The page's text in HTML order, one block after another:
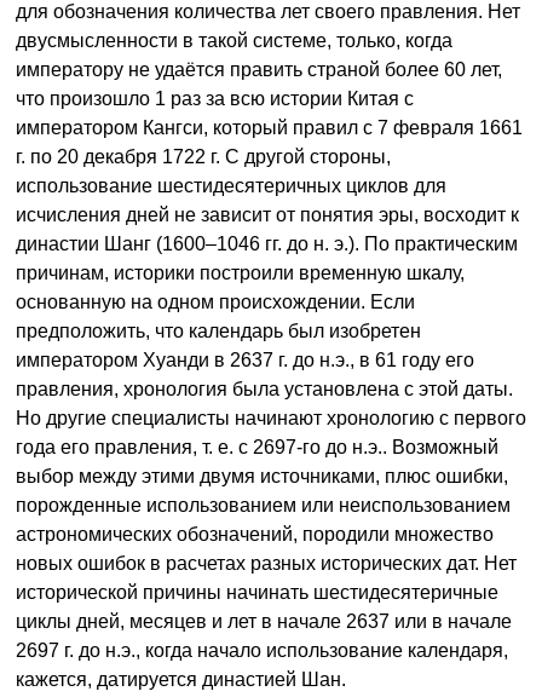
для обозначения количества лет своего правления. Нет
двусмысленности в такой системе, только, когда
императору не удаётся править страной более 60 лет,
что произошло 1 раз за всю истории Китая с
императором Кангси, который правил с 7 февраля 1661
г. по 20 декабря 1722 г. С другой стороны,
использование шестидесятеричных циклов для
исчисления дней не зависит от понятия эры, восходит к
династии Шанг (1600–1046 гг. до н. э.). По практическим
причинам, историки построили временную шкалу,
основанную на одном происхождении. Если
предположить, что календарь был изобретен
императором Хуанди в 2637 г. до н.э., в 61 году его
правления, хронология была установлена с этой даты.
Но другие специалисты начинают хронологию с первого
года его правления, т. е. с 2697-го до н.э.. Возможный
выбор между этими двумя источниками, плюс ошибки,
порожденные использованием или неиспользованием
астрономических обозначений, породили множество
новых ошибок в расчетах разных исторических дат. Нет
исторической причины начинать шестидесятеричные
циклы дней, месяцев и лет в начале 2637 или в начале
2697 г. до н.э., когда начало использование календаря,
кажется, датируется династией Шан.